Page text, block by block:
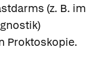
(z. B. im
Proktoskopie.